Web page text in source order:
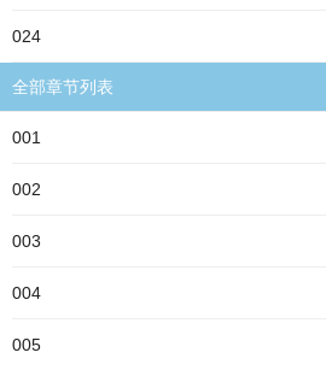
024
全部章节列表
001
002
003
004
005